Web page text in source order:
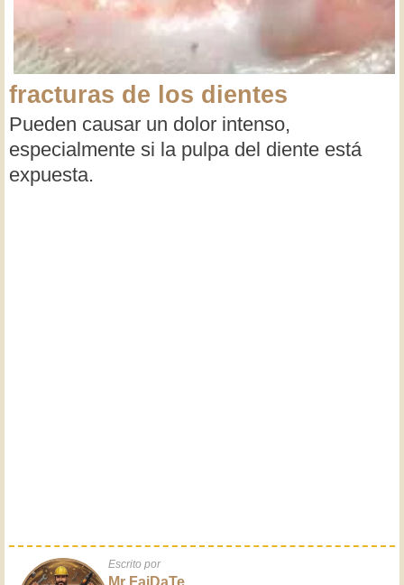
fracturas de los dientes
Pueden causar un dolor intenso,
especialmente si la pulpa del diente está
expuesta.
Escrito por